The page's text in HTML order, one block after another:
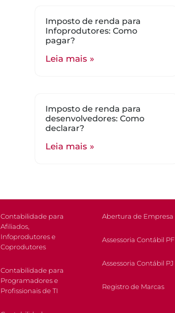
Imposto de renda para
Infoprodutores: Como
pagar?
Leia mais »
Imposto de renda para
desenvolvedores: Como
declarar?
Leia mais »
Contabilidade para
Afiliados,
Infoprodutores e
Coprodutores
Contabilidade para
Programadores e
Profissionais de TI
Abertura de Empresa
Assessoria Contábil PF
Assessoria Contábil PJ
Registro de Marcas